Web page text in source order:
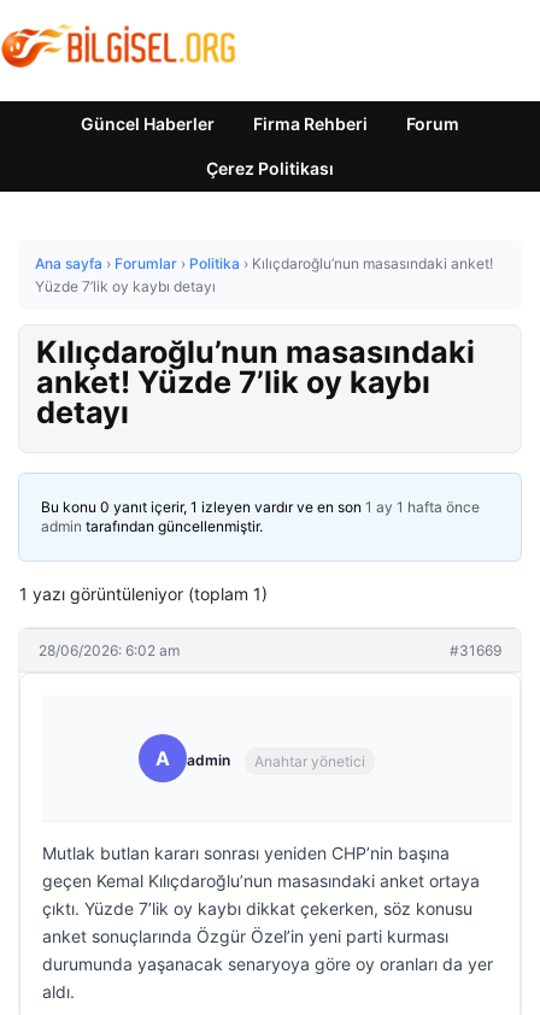
Güncel Haberler Firma Rehberi Forum
Çerez Politikası
Ana sayfa › Forumlar › Politika › Kılıçdaroğlu’nun masasındaki anket!
Yüzde 7’lik oy kaybı detayı
Kılıçdaroğlu’nun masasındaki
anket! Yüzde 7’lik oy kaybı
detayı
Bu konu 0 yanıt içerir, 1 izleyen vardır ve en son 1 ay 1 hafta önce
admin tarafından güncellenmiştir.
1 yazı görüntüleniyor (toplam 1)
28/06/2026: 6:02 am #31669
A admin Anahtar yönetici
Mutlak butlan kararı sonrası yeniden CHP’nin başına
geçen Kemal Kılıçdaroğlu’nun masasındaki anket ortaya
çıktı. Yüzde 7’lik oy kaybı dikkat çekerken, söz konusu
anket sonuçlarında Özgür Özel’in yeni parti kurması
durumunda yaşanacak senaryoya göre oy oranları da yer
aldı.